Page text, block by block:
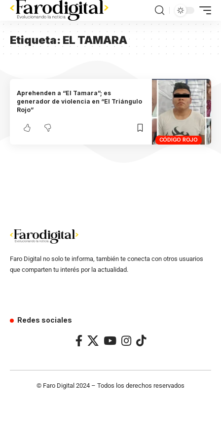
Etiqueta:EL TAMARA
CÓDIGO ROJO
Aprehenden a “El Tamara”; es
generador de violencia en “El Triángulo
Rojo”
Faro Digital no solo te informa, también te conecta con otros usuarios
que comparten tu interés por la actualidad.
Redes sociales
© Faro Digital 2024 – Todos los derechos reservados